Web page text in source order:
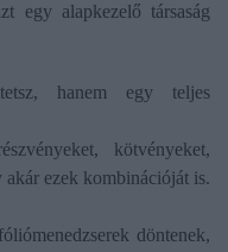
egy alapkezelő társaság
hanem egy teljes
kötvényeket,
ezek kombinációját is.
döntenek,